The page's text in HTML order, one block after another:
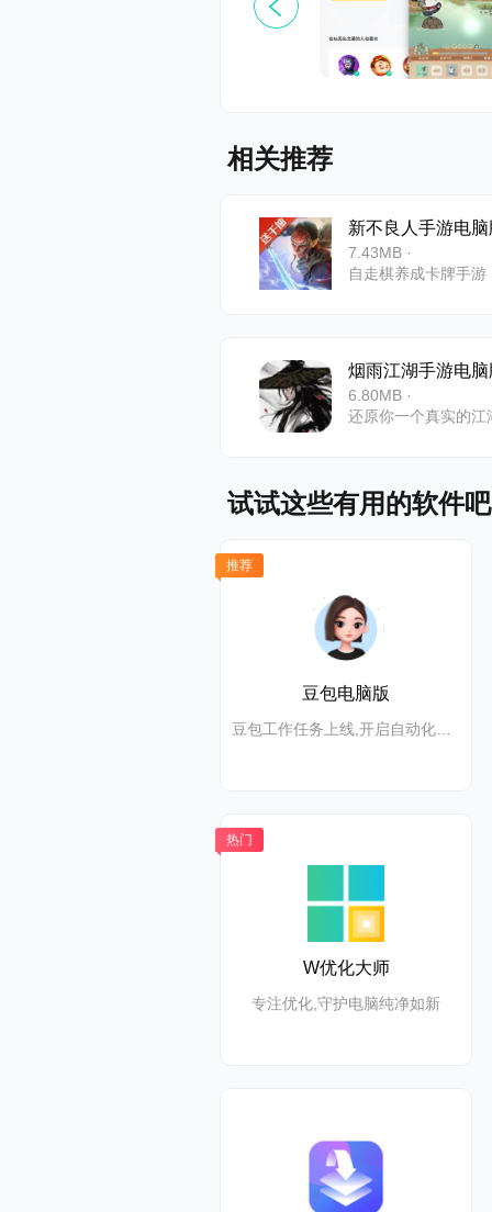
相关推荐
新不良人手游电脑
7.43MB ·
自走棋养成卡牌手游
烟雨江湖手游电脑
6.80MB ·
还原你一个真实的江
试试这些有用的软件吧
推荐
豆包电脑版
热门
W优化大师
专注优化,守护电脑纯净如新